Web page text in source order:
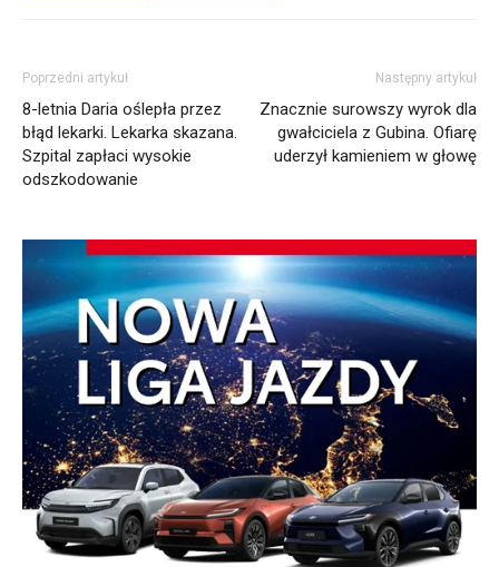
Poprzedni artykuł
8-letnia Daria oślepła przez
błąd lekarki. Lekarka skazana.
Szpital zapłaci wysokie
odszkodowanie
Następny artykuł
Znacznie surowszy wyrok dla
gwałciciela z Gubina. Ofiarę
uderzył kamieniem w głowę